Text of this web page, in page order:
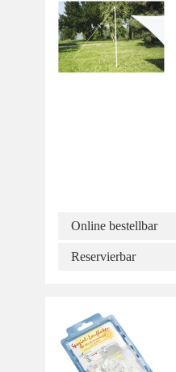
Online bestellbar
Reservierbar